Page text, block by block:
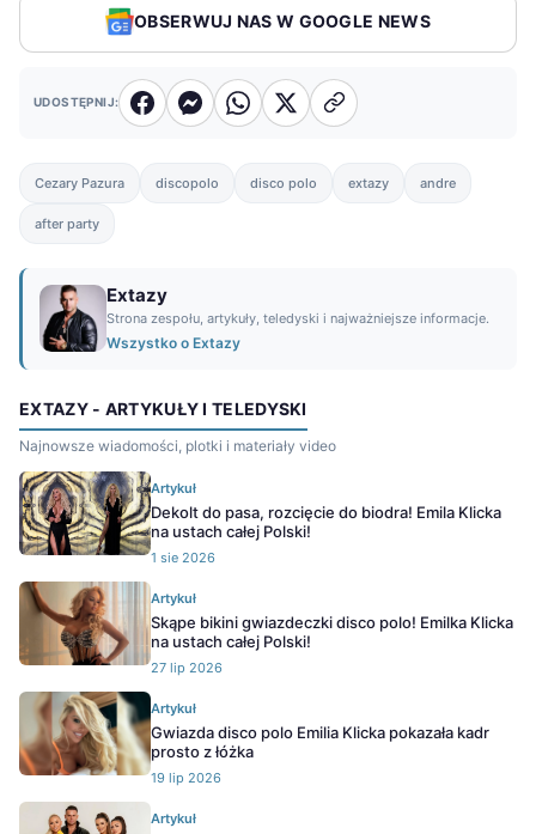
OBSERWUJ NAS W GOOGLE NEWS
UDOSTĘPNIJ:
Cezary Pazura discopolo disco polo extazy andre
after party
Extazy
Strona zespołu, artykuły, teledyski i najważniejsze informacje.
Wszystko o Extazy
EXTAZY - ARTYKUŁY I TELEDYSKI
Najnowsze wiadomości, plotki i materiały video
Artykuł
Dekolt do pasa, rozcięcie do biodra! Emila Klicka
na ustach całej Polski!
1 sie 2026
Artykuł
Skąpe bikini gwiazdeczki disco polo! Emilka Klicka
na ustach całej Polski!
27 lip 2026
Artykuł
Gwiazda disco polo Emilia Klicka pokazała kadr
prosto z łóżka
19 lip 2026
Artykuł